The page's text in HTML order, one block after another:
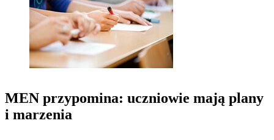
MEN przypomina: uczniowie mają plany
i marzenia